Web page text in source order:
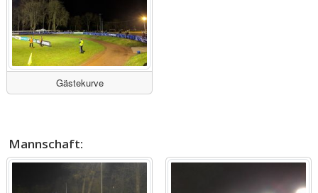
Gästekurve
Mannschaft: